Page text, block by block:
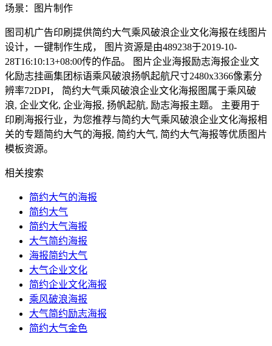
场景：图片制作
图司机广告印刷提供简约大气乘风破浪企业文化海报在线图片
设计，一键制作生成， 图片资源是由489238于2019-10-
28T16:10:13+08:00传的作品。 图片企业海报励志海报企业文
化励志挂画集团标语乘风破浪扬帆起航尺寸2480x3366像素分
辨率72DPI， 简约大气乘风破浪企业文化海报图属于乘风破
浪, 企业文化, 企业海报, 扬帆起航, 励志海报主题。 主要用于
印刷海报行业，为您推荐与简约大气乘风破浪企业文化海报相
关的专题简约大气的海报, 简约大气, 简约大气海报等优质图片
模板资源。
相关搜索
简约大气的海报
简约大气
简约大气海报
大气简约海报
海报简约大气
大气企业文化
简约企业文化海报
乘风破浪海报
大气简约励志海报
简约大气金色